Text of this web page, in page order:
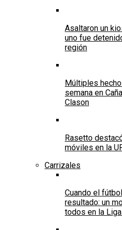
Asaltaron un
uno fue
región
Múltiples
semana en
Clason
Rasetto
móviles en la
Carrizales
Cuando el
resultado: un
todos en la